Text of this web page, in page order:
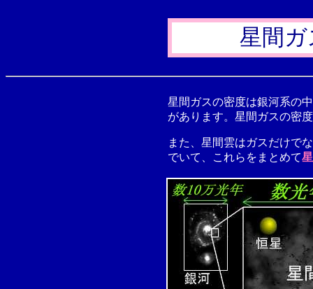
星間
星間ガスの密度は銀河系の
があります。星間ガスの密
また、星間雲はガスだけで
でいて、これらをまとめて